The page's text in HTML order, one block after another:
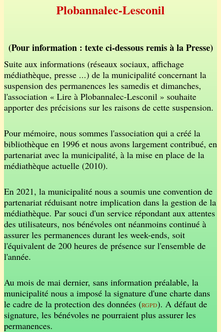
Plobannalec-Lesconil
(Pour information : texte ci-dessous remis à la Presse)
Suite aux informations (réseaux sociaux, affichage
médiathèque, presse ...) de la municipalité concernant la
suspension des permanences les samedis et dimanches,
l'association « Lire à Plobannalec-Lesconil » souhaite
apporter des précisions sur les raisons de cette suspension.
Pour mémoire, nous sommes l'association qui a créé la
bibliothèque en 1996 et nous avons largement contribué, en
partenariat avec la municipalité, à la mise en place de la
médiathèque actuelle (2010).
En 2021, la municipalité nous a soumis une convention de
partenariat réduisant notre implication dans la gestion de la
médiathèque. Par souci d'un service répondant aux attentes
des utilisateurs, nos bénévoles ont néanmoins continué à
assurer les permanences durant les week-ends, soit
l'équivalent de 200 heures de présence sur l'ensemble de
l'année.
Au mois de mai dernier, sans information préalable, la
municipalité nous a imposé la signature d'une charte dans
le cadre de la protection des données (RGPD). A défaut de
signature, les bénévoles ne pourraient plus assurer les
permanences.